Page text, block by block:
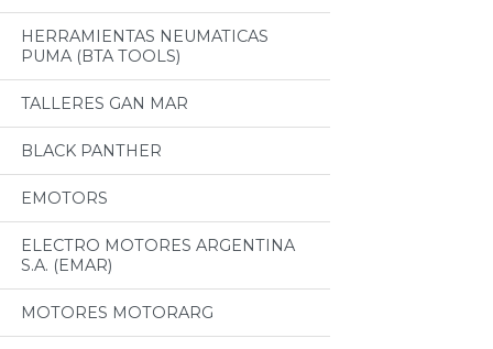
HERRAMIENTAS NEUMATICAS
PUMA (BTA TOOLS)
TALLERES GAN MAR
BLACK PANTHER
EMOTORS
ELECTRO MOTORES ARGENTINA
S.A. (EMAR)
MOTORES MOTORARG